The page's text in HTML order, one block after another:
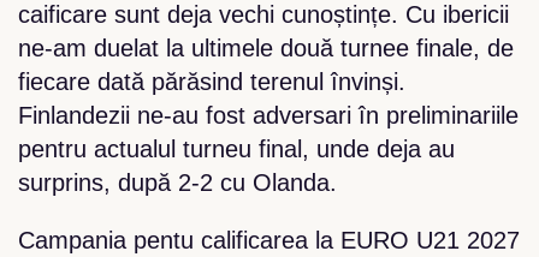
caificare sunt deja vechi cunoștințe. Cu ibericii
ne-am duelat la ultimele două turnee finale, de
fiecare dată părăsind terenul învinși.
Finlandezii ne-au fost adversari în preliminariile
pentru actualul turneu final, unde deja au
surprins, după 2-2 cu Olanda.
Campania pentu calificarea la EURO U21 2027